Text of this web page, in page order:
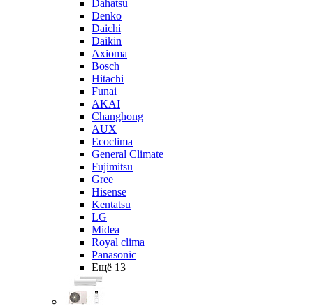
Dahatsu
Denko
Daichi
Daikin
Axioma
Bosch
Hitachi
Funai
AKAI
Changhong
AUX
Ecoclima
General Climate
Fujimitsu
Gree
Hisense
Kentatsu
LG
Midea
Royal clima
Panasonic
Ещё 13